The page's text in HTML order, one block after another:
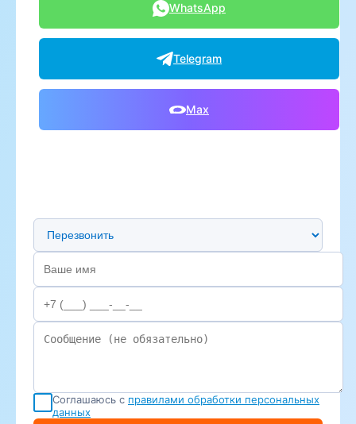
WhatsApp
Telegram
Max
Предпочтительный способ связи
Соглашаюсь с правилами обработки персональных
данных